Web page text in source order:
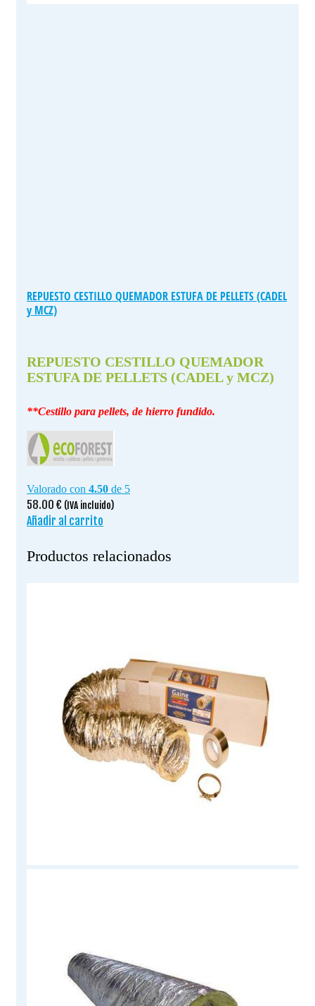
REPUESTO CESTILLO QUEMADOR ESTUFA DE PELLETS (CADEL
y MCZ)
REPUESTO CESTILLO QUEMADOR
ESTUFA DE PELLETS (CADEL y MCZ)
**Cestillo para pellets, de hierro fundido.
Valorado con 4.50 de 5
58.00 € (IVA incluido)
Añadir al carrito
Productos relacionados